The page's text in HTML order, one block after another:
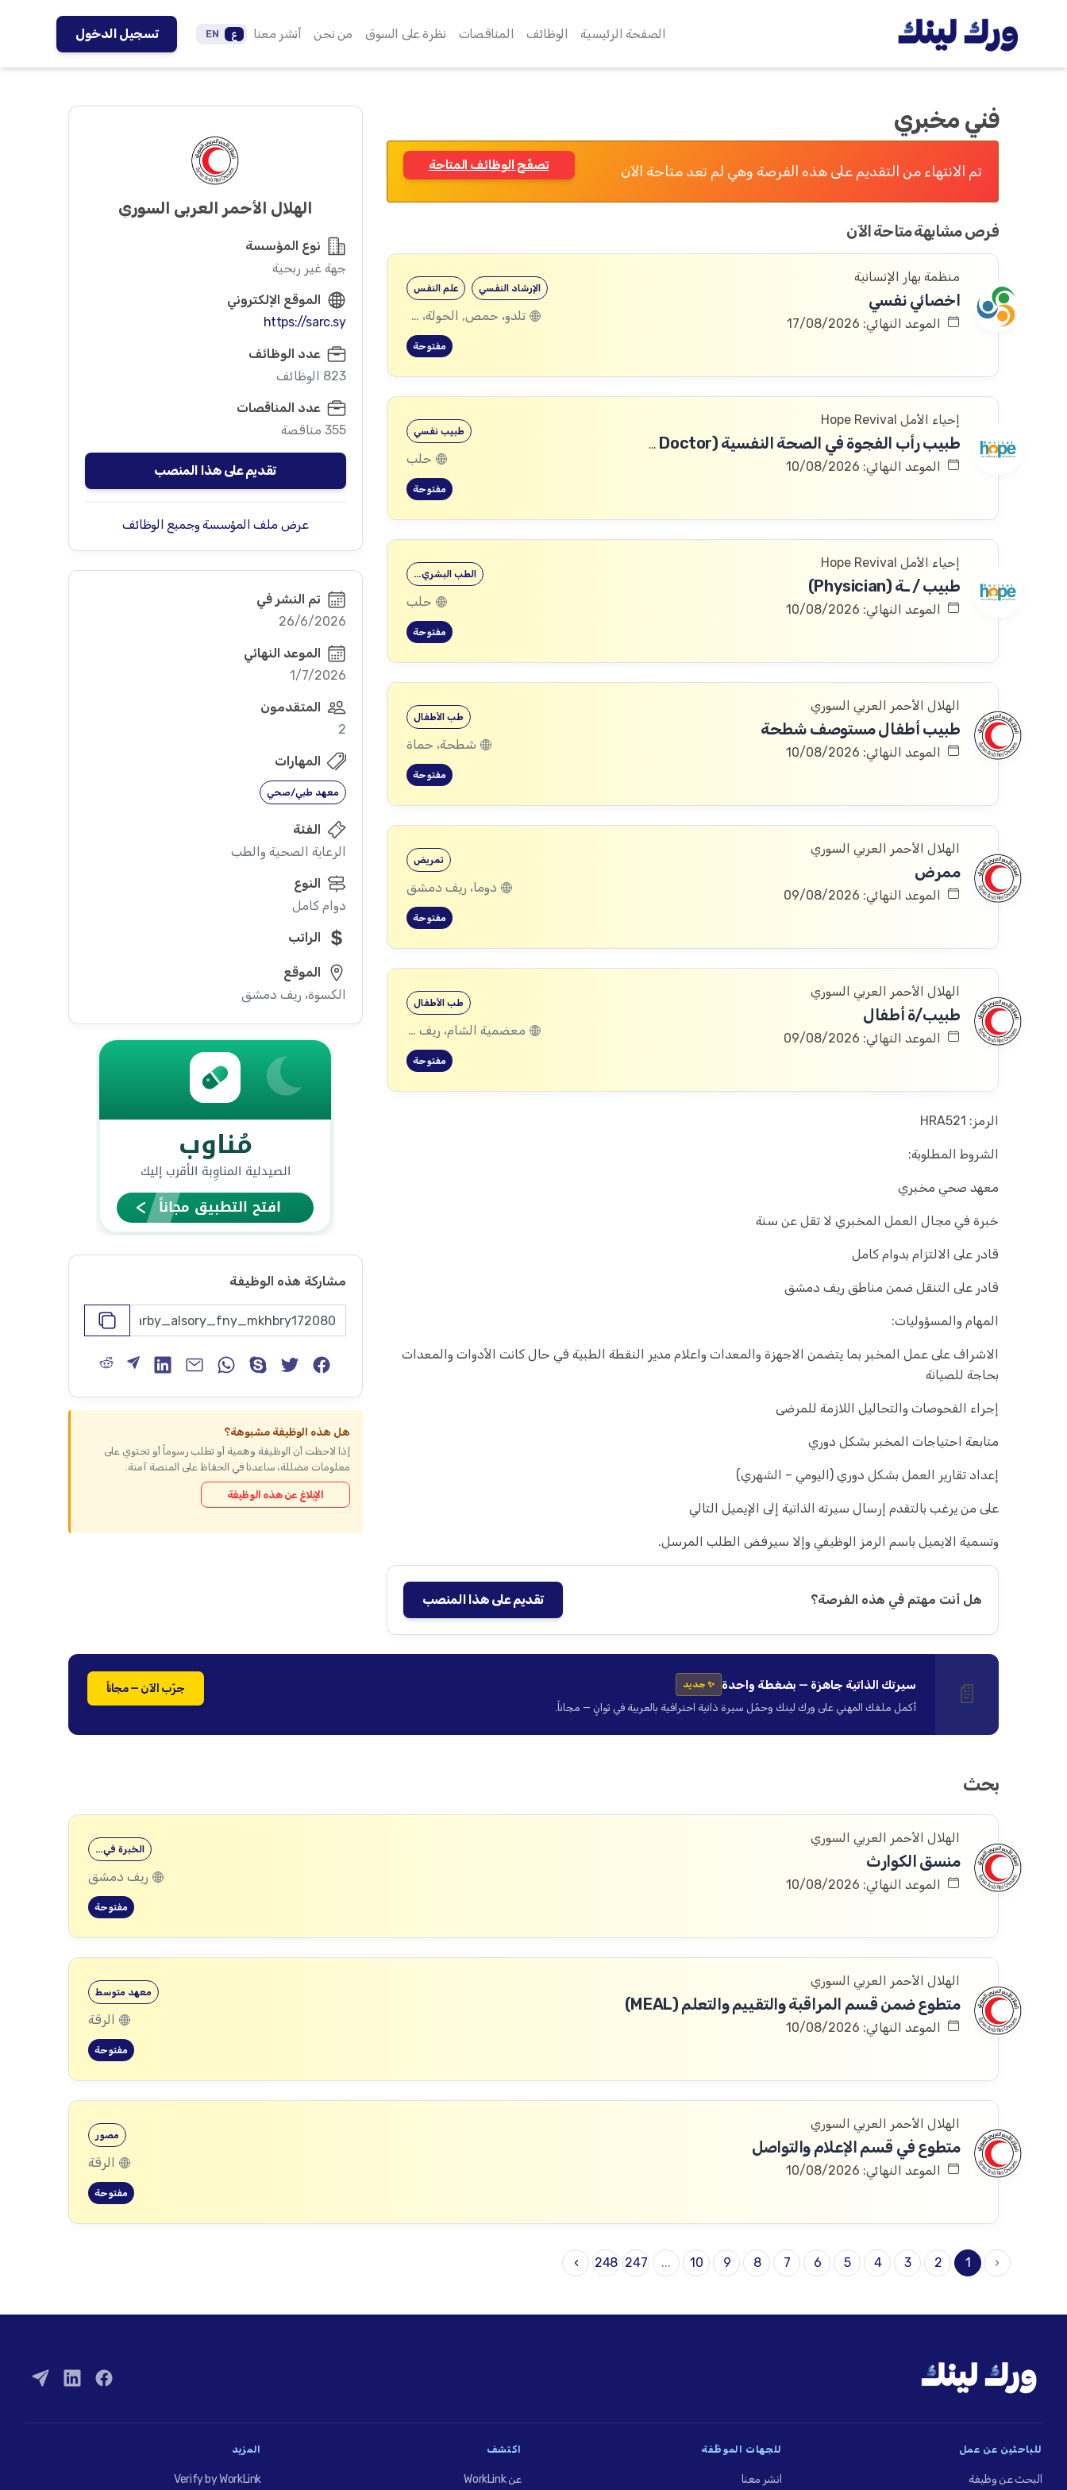
الصفحة الرئيسية الوظائف المناقصات نظرة على السوق من نحن أنشر معنا ع EN تسجيل الدخول
فني مخبري
تم الانتهاء من التقديم على هذه الفرصة وهي لم تعد متاحة الآن تصفّح الوظائف المتاحة
فرص مشابهة متاحة الآن
منظمة بهار الإنسانية
اخصائي نفسي
الموعد النهائي: 17/08/2026
علم النفس الإرشاد النفسي
تلدو، حمص, الحولة، حمص
مفتوحة
إحياء الأمل Hope Revival
طبيب رأب الفجوة في الصحة النفسية (mhGAP Doctor)
الموعد النهائي: 10/08/2026
طبيب نفسي
حلب
مفتوحة
إحياء الأمل Hope Revival
طبيب / ـة (Physician)
الموعد النهائي: 10/08/2026
الطب البشري…
حلب
مفتوحة
الهلال الأحمر العربي السوري
طبيب أطفال مستوصف شطحة
الموعد النهائي: 10/08/2026
طب الأطفال
شطحة، حماة
مفتوحة
الهلال الأحمر العربي السوري
ممرض
الموعد النهائي: 09/08/2026
تمريض
دوما، ريف دمشق
مفتوحة
الهلال الأحمر العربي السوري
طبيب/ة أطفال
الموعد النهائي: 09/08/2026
طب الأطفال
معضمية الشام، ريف دمشق
مفتوحة
الرمز: HRA521
الشروط المطلوبة:
معهد صحي مخبري
خبرة في مجال العمل المخبري لا تقل عن سنة
قادر على الالتزام بدوام كامل
قادر على التنقل ضمن مناطق ريف دمشق
المهام والمسؤوليات:
الاشراف على عمل المخبر بما يتضمن الاجهزة والمعدات واعلام مدير النقطة الطبية في حال كانت الأدوات والمعدات
بحاجة للصيانة
إجراء الفحوصات والتحاليل اللازمة للمرضى
متابعة احتياجات المخبر بشكل دوري
إعداد تقارير العمل بشكل دوري (اليومي – الشهري)
على من يرغب بالتقدم إرسال سيرته الذاتية إلى الإيميل التالي
وتسمية الايميل باسم الرمز الوظيفي وإلا سيرفض الطلب المرسل.
هل أنت مهتم في هذه الفرصة؟ تقديم على هذا المنصب
الهلال الأحمر العربي السوري
نوع المؤسسة
جهة غير ربحية
الموقع الإلكتروني
https://sarc.sy
عدد الوظائف
823 الوظائف
عدد المناقصات
355 مناقصة
تقديم على هذا المنصب
عرض ملف المؤسسة وجميع الوظائف
تم النشر في
26/6/2026
الموعد النهائي
1/7/2026
المتقدمون
2
المهارات
معهد طبي/صحي
الفئة
الرعاية الصحية والطب
النوع
دوام كامل
الراتب
الموقع
الكسوة، ريف دمشق
مشاركة هذه الوظيفة
هل هذه الوظيفة مشبوهة؟
إذا لاحظت أن الوظيفة وهمية أو تطلب رسوماً أو تحتوي على
معلومات مضللة، ساعدنا في الحفاظ على المنصة آمنة.
الإبلاغ عن هذه الوظيفة
📄 سيرتك الذاتية جاهزة — بضغطة واحدة ✨ جديد
أكمل ملفك المهني على ورك لينك وحمّل سيرة ذاتية احترافية بالعربية في ثوانٍ — مجاناً.
جرّب الآن — مجاناً
بحث
الهلال الأحمر العربي السوري
منسق الكوارث
الموعد النهائي: 10/08/2026
الخبرة في…
ريف دمشق
مفتوحة
الهلال الأحمر العربي السوري
متطوع ضمن قسم المراقبة والتقييم والتعلم (MEAL)
الموعد النهائي: 10/08/2026
معهد متوسط
الرقة
مفتوحة
الهلال الأحمر العربي السوري
متطوع في قسم الإعلام والتواصل
الموعد النهائي: 10/08/2026
مصور
الرقة
مفتوحة
‹
1
2
3
4
5
6
7
8
9
10
...
247
248
›
للباحثين عن عمل
البحث عن وظيفة
للجهات الموظِّفة
انشر معنا
اكتشف
عن WorkLink
المزيد
Verify by WorkLink